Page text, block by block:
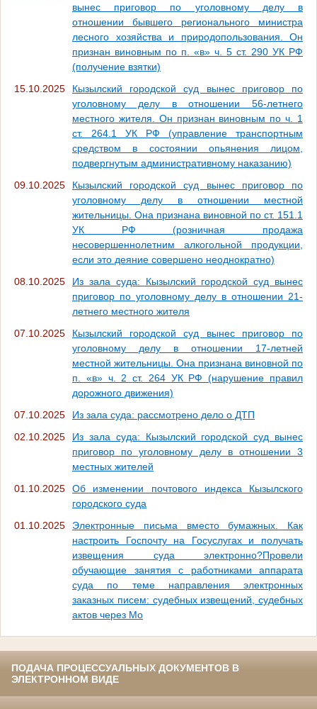
вынес приговор по уголовному делу в
отношении бывшего регионального министра
лесного хозяйства и природопользования. Он
признан виновным по п. «в» ч. 5 ст. 290 УК РФ
(получение взятки)
15.10.2025
Кызылский городской суд вынес приговор по
уголовному делу в отношении 56-летнего
местного жителя. Он признан виновным по ч. 1
ст. 264.1 УК РФ (управление транспортным
средством в состоянии опьянения лицом,
подвергнутым административному наказанию)
09.10.2025
Кызылский городской суд вынес приговор по
уголовному делу в отношении местной
жительницы. Она признана виновной по ст. 151.1
УК РФ (розничная продажа
несовершеннолетним алкогольной продукции,
если это деяние совершено неоднократно)
08.10.2025
Из зала суда: Кызылский городской суд вынес
приговор по уголовному делу в отношении 21-
летнего местного жителя
07.10.2025
Кызылский городской суд вынес приговор по
уголовному делу в отношении 17-летней
местной жительницы. Она признана виновной по
п. «в» ч. 2 ст. 264 УК РФ (нарушение правил
дорожного движения)
07.10.2025
Из зала суда: рассмотрено дело о ДТП
02.10.2025
Из зала суда: Кызылский городской суд вынес
приговор по уголовному делу в отношении 3
местных жителей
01.10.2025
Об изменении почтового индекса Кызылского
городского суда
01.10.2025
Электронные письма вместо бумажных. Как
настроить Госпочту на Госуслугах и получать
извещения суда электронно?Провели
обучающие занятия с работниками аппарата
суда по теме направления электронных
заказных писем: судебных извещений, судебных
актов через Мо
ПОДАЧА ПРОЦЕССУАЛЬНЫХ ДОКУМЕНТОВ В
ЭЛЕКТРОННОМ ВИДЕ